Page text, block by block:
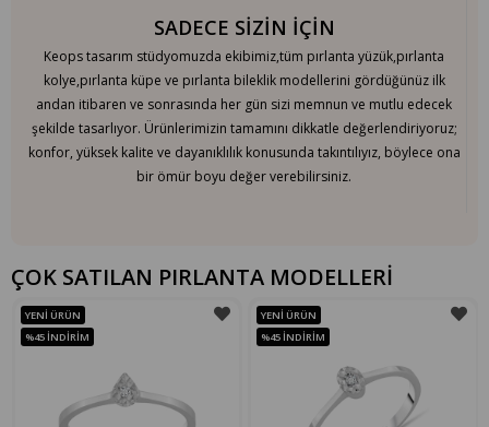
SADECE SİZİN İÇİN
Keops tasarım stüdyomuzda ekibimiz,tüm pırlanta yüzük,pırlanta
kolye,pırlanta küpe ve pırlanta bileklik modellerini gördüğünüz ilk
andan itibaren ve sonrasında her gün sizi memnun ve mutlu edecek
şekilde tasarlıyor. Ürünlerimizin tamamını dikkatle değerlendiriyoruz;
konfor, yüksek kalite ve dayanıklılık konusunda takıntılıyız, böylece ona
bir ömür boyu değer verebilirsiniz.
ÇOK SATILAN PIRLANTA MODELLERİ
YENI ÜRÜN
%45 İNDIRIM
YENI ÜRÜN
%45 İNDIRIM